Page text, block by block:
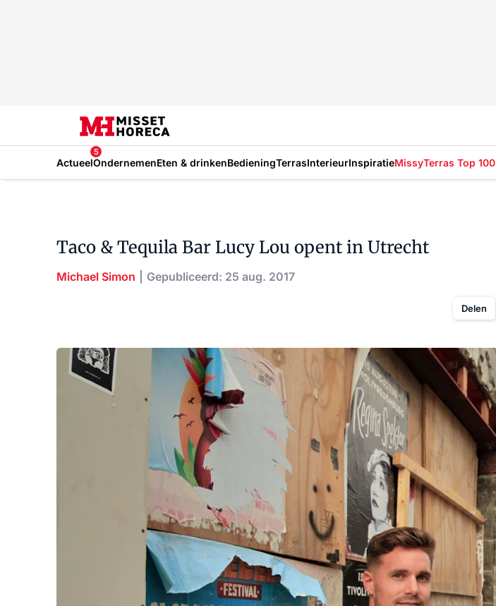
Actueel
5
OndernemenEten & drinkenBedieningTerrasInterieurInspiratieMissyTerras Top 100
Taco & Tequila Bar Lucy Lou opent in Utrecht
Michael Simon Gepubliceerd: 25 aug. 2017
Delen